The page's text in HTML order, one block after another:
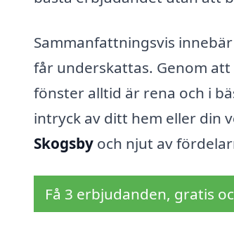
Sammanfattningsvis
får underskattas. Genom
fönster alltid är rena och i
intryck av ditt hem eller din
Skogsby och njut av
Få 3 erbjudanden, gratis